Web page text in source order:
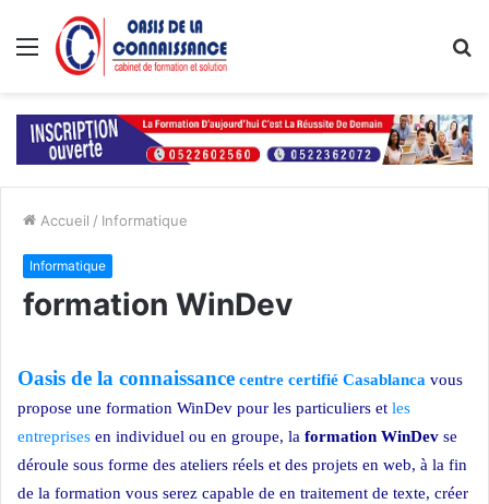
Menu
Accueil / Informatique
Informatique
formation WinDev
Oasis de la connaissance centre certifié Casablanca vous
propose une formation WinDev pour les particuliers et les
entreprises en individuel ou en groupe, la formation WinDev se
déroule sous forme des ateliers réels et des projets en web, à la fin
de la formation vous serez capable de en traitement de texte, créer